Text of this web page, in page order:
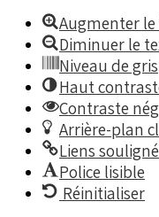
Augmenter le
Diminuer le
Niveau de gris
Haut
Contraste
Arrière-plan
Liens
Police lisible
Réinitialiser